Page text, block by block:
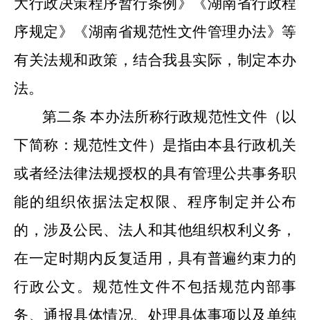
大行政决策程序暂行条例》《湖南省行政程
序规定》《湖南省规范性文件管理办法》等
有关法规和政策，结合我县实际，制定本办
法。
第二条 本办法所称行政规范性文件（以
下简称：规范性文件）是指由本县行政机关
或者经法律法规授权的具有管理公共事务职
能的组织依据法定权限、程序制定并公布
的，涉及公民、法人和其他组织权利义务，
在一定时期内反复适用，具有普遍约束力的
行政公文。规范性文件不包括规范内部事
务、通报具体情况、处理具体事项以及单纯